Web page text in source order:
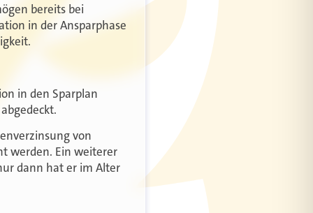
bereits bei
in der Ansparphase
in den Sparplan
von
werden. Ein weiterer
dann hat er im Alter